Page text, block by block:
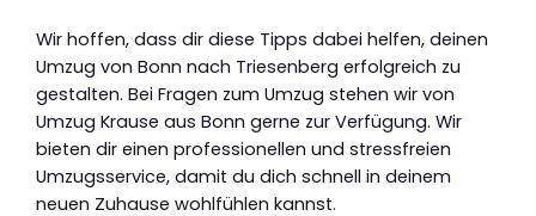
Wir hoffen, dass dir diese Tipps dabei helfen, deinen
Umzug von Bonn nach Triesenberg erfolgreich zu
gestalten. Bei Fragen zum Umzug stehen wir von
Umzug Krause aus Bonn gerne zur Verfügung. Wir
bieten dir einen professionellen und stressfreien
Umzugsservice, damit du dich schnell in deinem
neuen Zuhause wohlfühlen kannst.